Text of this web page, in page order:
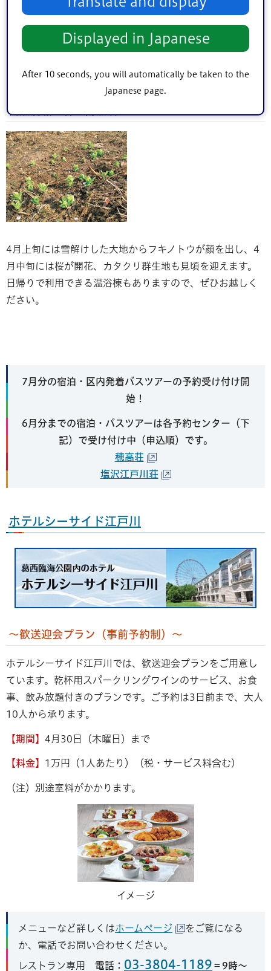
Displayed in Japanese
After 10 seconds, you will automatically be taken to the
Japanese page.
お問い合わせください。
自然満載の春の南魚沼
4月上旬には雪解けした大地からフキノトウが顔を出し、4
月中旬には桜が開花、カタクリ群生地も見頃を迎えます。
日帰りで利用できる温浴棟もありますので、ぜひお越しく
ださい。
7月分の宿泊・区内発着バスツアーの予約受け付け開
始！
6月分までの宿泊・バスツアーは各予約センター（下
記）で受け付け中（申込順）です。
穂高荘
塩沢江戸川荘
ホテルシーサイド江戸川
～歓送迎会プラン（事前予約制）～
ホテルシーサイド江戸川では、歓送迎会プランをご用意し
ています。乾杯用スパークリングワインのサービス、お食
事、飲み放題付きのプランです。ご予約は3日前まで、大人
10人から承ります。
【期間】 4月30日（木曜日）まで
【料金】 1万円（1人あたり）（税・サービス料含む)
（注）別途室料がかかります。
イメージ
メニューなど詳しくはホームページ
をご覧になる
か、電話でお問い合わせください。
レストラン専用 電話： 03-3804-1189 ＝9時〜